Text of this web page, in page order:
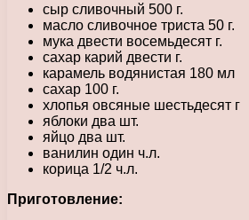
сыр сливочный 500 г.
масло сливочное триста 50 г.
мука двести восемьдесят г.
сахар карий двести г.
карамель водянистая 180 мл
сахар 100 г.
хлопья овсяные шестьдесят г
яблоки два шт.
яйцо два шт.
ванилин один ч.л.
корица 1/2 ч.л.
Приготовление: